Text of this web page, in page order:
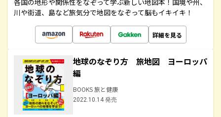
各国の地形や関係性をなぞって学ぶ新しい地図本！国境や州、
川や街道、島など旅気分で地図をなぞって脳もイキイキ！
詳細を見る
地球のなぞり方 旅地図 ヨーロッパ
編
BOOKS 旅と健康
2022.10.14 発売